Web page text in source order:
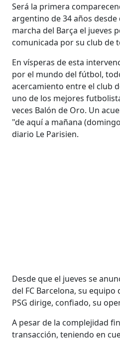
Será la primera
argentino de 34 años
marcha del Barça el jueves
comunicada por su club de
En vísperas de esta
por el mundo del fútbol,
acercamiento entre el club
uno de los mejores
veces Balón de Oro. Un
"de aquí a mañana
diario Le Parisien.
Desde que el jueves se
del FC Barcelona, su equipo
PSG dirige, confiado, su
A pesar de la complejidad
transacción, teniendo en